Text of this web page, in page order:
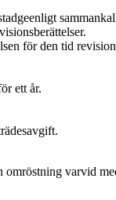
för den tid
ett år.
omröstning varvid